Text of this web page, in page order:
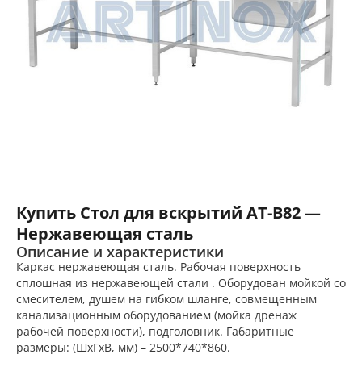
Купить Стол для вскрытий AT-B82 —
Нержавеющая сталь
Описание и характеристики
Каркас нержавеющая сталь. Рабочая поверхность
сплошная из нержавеющей стали . Оборудован мойкой со
смесителем, душем на гибком шланге, совмещенным
канализационным оборудованием (мойка дренаж
рабочей поверхности), подголовник. Габаритные
размеры: (ШхГхВ, мм) – 2500*740*860.